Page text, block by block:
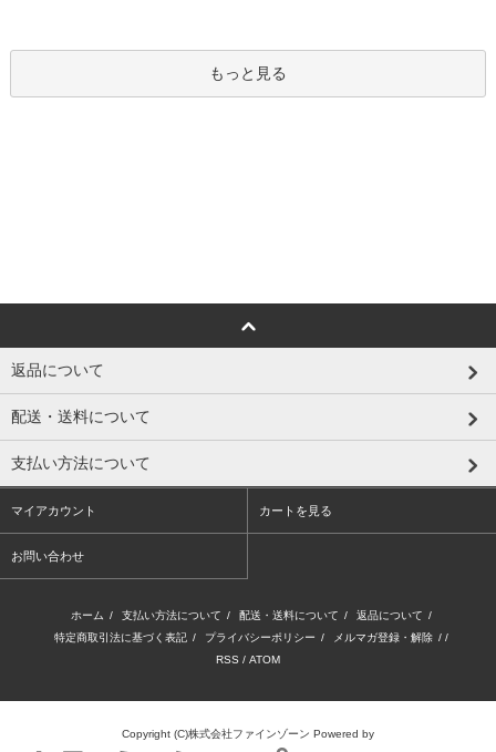
もっと見る
返品について
配送・送料について
支払い方法について
マイアカウント カートを見る
お問い合わせ
ホーム / 支払い方法について / 配送・送料について / 返品について /
特定商取引法に基づく表記 / プライバシーポリシー / メルマガ登録・解除 / /
RSS / ATOM
Copyright (C)株式会社ファインゾーン Powered by